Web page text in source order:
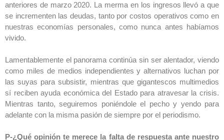
anteriores de marzo 2020. La merma en los ingresos llevó a que
se incrementen las deudas, tanto por costos operativos como en
nuestras economías personales, como nunca antes habíamos
vivido.
Lamentablemente el panorama continúa sin ser alentador, viendo
como miles de medios independientes y alternativos luchan por
las suyas para subsistir, mientras que gigantescos multimedios
sí reciben ayuda económica del Estado para atravesar la crisis.
Mientras tanto, seguiremos poniéndole el pecho y yendo para
adelante con la misma pasión de siempre por el periodismo.
P-¿Qué opinión te merece la falta de respuesta ante nuestro